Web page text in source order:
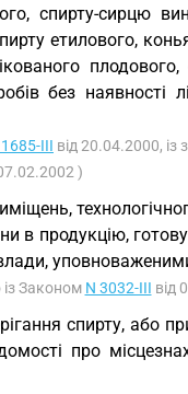
спирту-сирцю
етилового,
без наявності
III від 20.04.2000, із
)
в продукцію,
Законом N 3032-III від
спирту, або
про